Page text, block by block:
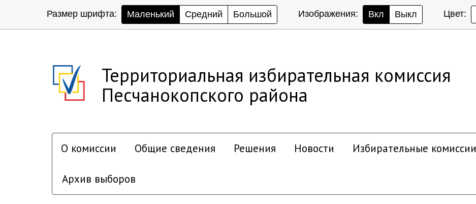
Размер шрифта: Маленький Средний Большой Изображения: Вкл Выкл Цвет:
Территориальная избирательная комиссия
Песчанокопского района
О комиссии Общие сведения Решения Новости Избирательные комиссии
Архив выборов